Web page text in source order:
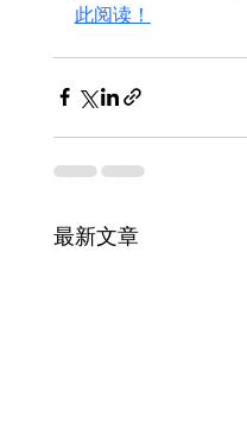
此阅读！
最新文章